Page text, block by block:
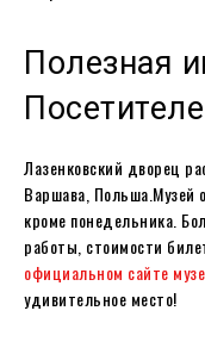
Полезная
Лазенковский дворец
Варшава, Польша.Музей
кроме понедельника.
работы, стоимости
официальном сайте
удивительное место!